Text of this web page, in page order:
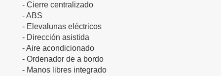
- Cierre centralizado
- ABS
- Elevalunas eléctricos
- Dirección asistida
- Aire acondicionado
- Ordenador de a bordo
- Manos libres integrado